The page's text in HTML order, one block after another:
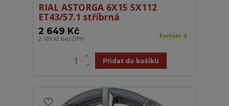
RIAL ASTORGA 6X15 5X112
ET43/57.1 stříbrná
2 649 Kč
2 189 Kč bez DPH Partner 4
Přidat do košíku